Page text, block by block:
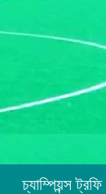
চ্যাম্পিয়ন্স ট্রফি